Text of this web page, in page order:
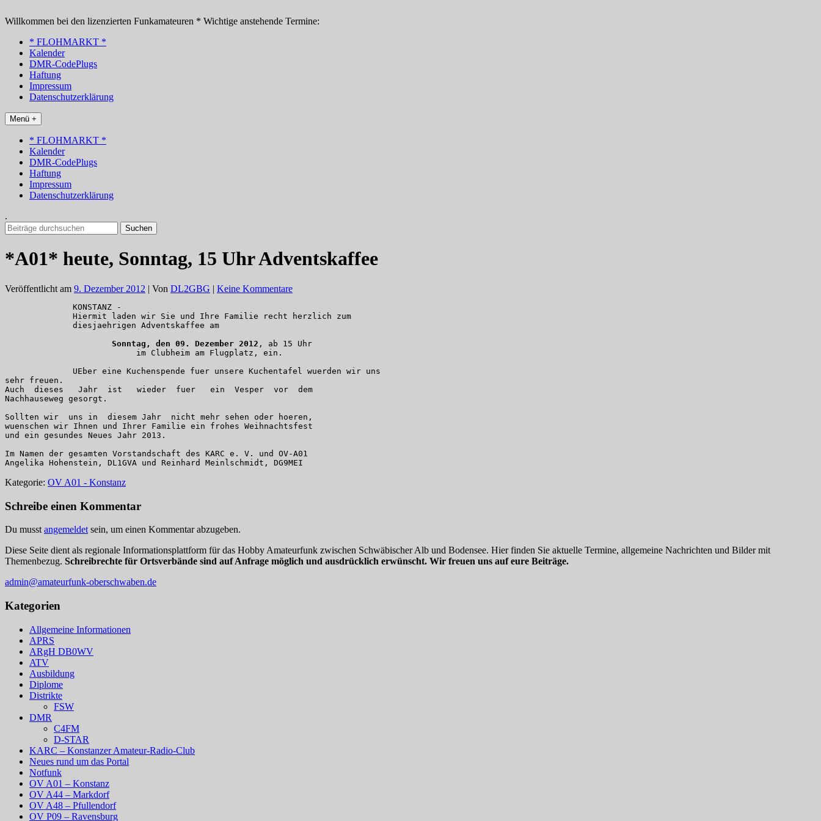
Inhalt
Willkommen bei den lizenzierten Funkamateuren * Wichtige anstehende Termine:
* FLOHMARKT *
Kalender
DMR-CodePlugs
Haftung
Impressum
Datenschutzerklärung
Menü +
* FLOHMARKT *
Kalender
DMR-CodePlugs
Haftung
Impressum
Datenschutzerklärung
.
Suchen
nach:
*A01* heute, Sonntag, 15 Uhr Adventskaffee
Veröffentlicht am 9. Dezember 2012 | Von DL2GBG | Keine Kommentare
KONSTANZ -
Hiermit laden wir Sie und Ihre Familie recht herzlich zum
diesjaehrigen Adventskaffee am
Sonntag, den 09. Dezember 2012 , ab 15 Uhr
             im Clubheim am Flugplatz, ein.
UEber eine Kuchenspende fuer unsere Kuchentafel wuerden wir uns
sehr freuen.
Auch  dieses   Jahr  ist   wieder  fuer   ein  Vesper  vor  dem
Nachhauseweg gesorgt.
Sollten wir  uns in  diesem Jahr  nicht mehr sehen oder hoeren,
wuenschen wir Ihnen und Ihrer Familie ein frohes Weihnachtsfest
und ein gesundes Neues Jahr 2013.
Im Namen der gesamten Vorstandschaft des KARC e. V. und OV-A01
Kategorie: OV A01 - Konstanz
Schreibe einen Kommentar
Du musst angemeldet sein, um einen Kommentar abzugeben.
Diese Seite dient als regionale Informationsplattform für das Hobby Amateurfunk zwischen Schwäbischer Alb und Bodensee. Hier finden Sie aktuelle Termine, allgemeine Nachrichten und Bilder mit
Themenbezug. Schreibrechte für Ortsverbände sind auf Anfrage möglich und ausdrücklich erwünscht. Wir freuen uns auf eure Beiträge.
admin@amateurfunk-oberschwaben.de
Kategorien
Allgemeine Informationen
APRS
ARgH DB0WV
ATV
Ausbildung
Diplome
Distrikte
FSW
DMR
C4FM
D-STAR
KARC – Konstanzer Amateur-Radio-Club
Neues rund um das Portal
Notfunk
OV A01 – Konstanz
OV A44 – Markdorf
OV A48 – Pfullendorf
OV P09 – Ravensburg